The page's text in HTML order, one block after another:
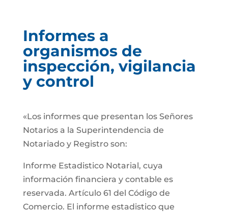
Informes a
organismos de
inspección, vigilancia
y control
«Los informes que presentan los Señores
Notarios a la Superintendencia de
Notariado y Registro son:
Informe Estadistico Notarial, cuya
información financiera y contable es
reservada. Artículo 61 del Código de
Comercio. El informe estadistico que